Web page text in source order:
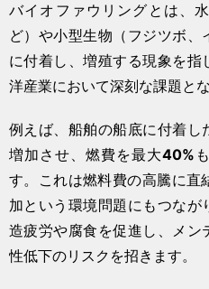
バイオファウリングとは、
ど）や小型生物（フジツボ
に付着し、増殖する現象を
洋産業において深刻な課題と
例えば、船舶の船底に付着し
増加させ、燃費を最大40%
す。これは燃料費の高騰に直
加という環境問題にもつな
造疲労や腐食を促進し、メン
性低下のリスクを招きます。